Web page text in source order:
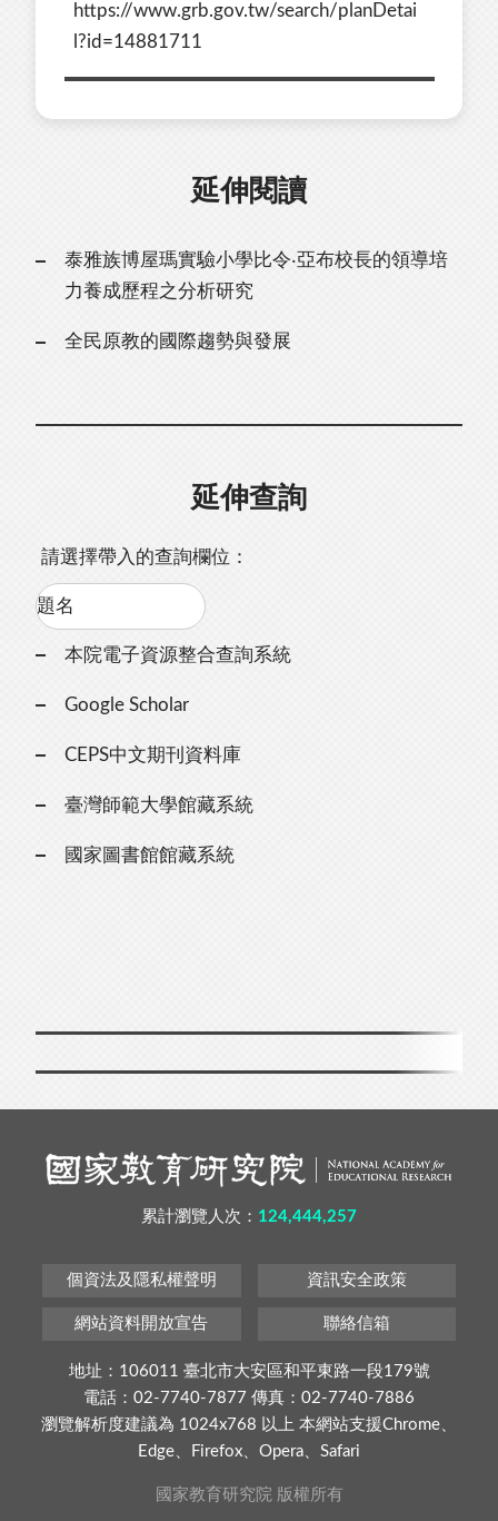
https://www.grb.gov.tw/search/planDetai
l?id=14881711
延伸閱讀
泰雅族博屋瑪實驗小學比令‧亞布校長的領導培
力養成歷程之分析研究
全民原教的國際趨勢與發展
延伸查詢
請選擇帶入的查詢欄位：
本院電子資源整合查詢系統
Google Scholar
CEPS中文期刊資料庫
臺灣師範大學館藏系統
國家圖書館館藏系統
累計瀏覽人次： 124,444,257
個資法及隱私權聲明 資訊安全政策
網站資料開放宣告 聯絡信箱
地址：106011 臺北市大安區和平東路一段179號
電話：02-7740-7877 傳真：02-7740-7886
瀏覽解析度建議為 1024x768 以上 本網站支援Chrome、
Edge、Firefox、Opera、Safari
國家教育研究院 版權所有